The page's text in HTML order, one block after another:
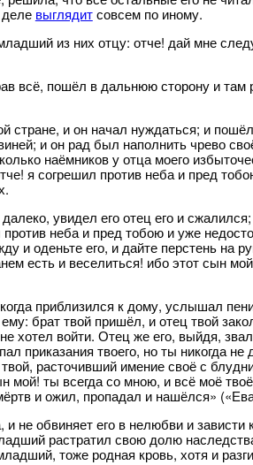
выглядитсовсем по иному.
из них отцу: отче! дай мне
всё, пошёл в дальнюю сторону и там
стране, и он начал нуждаться; и
и он рад был наполнить чрево
наёмников у отца моего
я согрешил против неба и пред
увидел его отец его и
неба и пред тобою и уже
и оденьте его, и дайте перстень на
есть и веселиться! ибо этот сын
приблизился к дому, услышал
брат твой пришёл, и отец твой
хотел войти. Отец же его, выйдя,
приказания твоего, но ты никогда
расточивший имение своё с
мой! ты всегда со мною, и всё моё
и ожил, пропадал и нашёлся»
и не обвиняет его в нелюбви и
растратил свою долю
тоже родная кровь, хотя и